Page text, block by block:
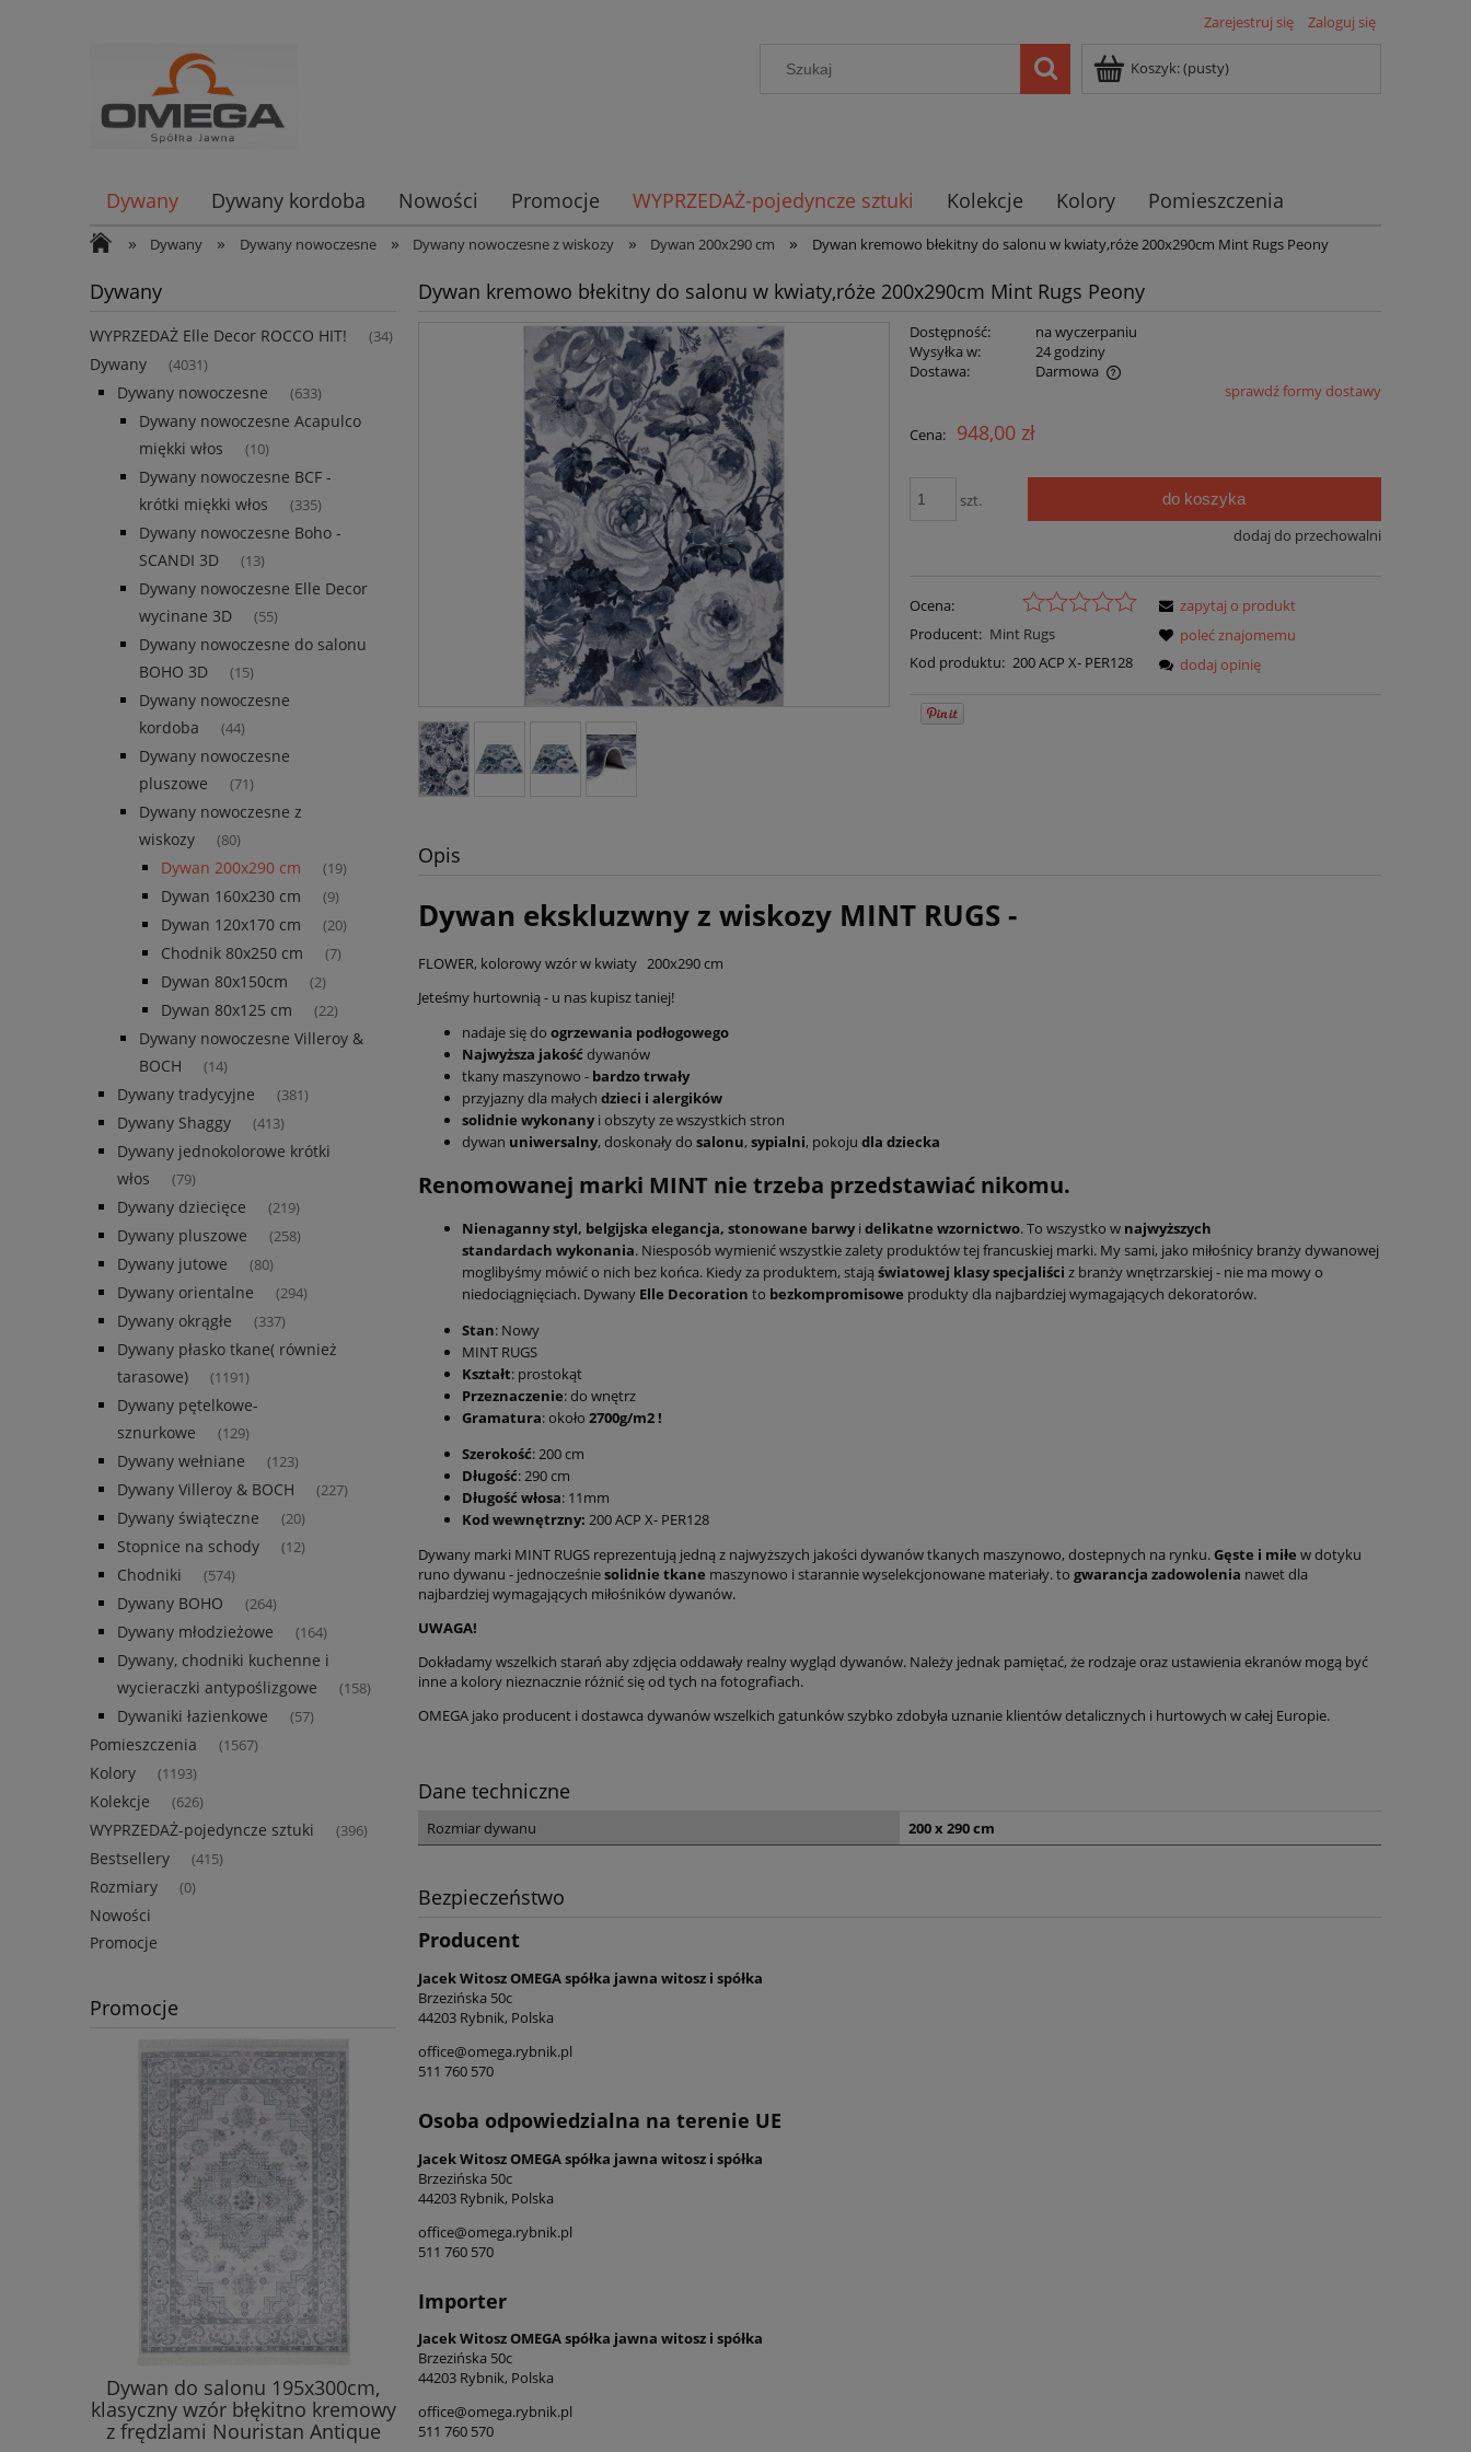
Zarejestruj się Zaloguj się
Koszyk:(pusty)
Dywany Dywany kordoba Nowości Promocje WYPRZEDAŻ-pojedyncze sztuki Kolekcje Kolory Pomieszczenia
» Dywany » Dywany nowoczesne » Dywany nowoczesne z wiskozy » Dywan 200x290 cm » Dywan kremowo błekitny do salonu w kwiaty,róże 200x290cm Mint Rugs Peony
Dywany
WYPRZEDAŻ Elle Decor ROCCO HIT! (34)
Dywany (4031)
Dywany nowoczesne (633)
Dywany nowoczesne Acapulco
miękki włos
(10)
Dywany nowoczesne BCF -
krótki miękki włos
(335)
Dywany nowoczesne Boho -
SCANDI 3D
(13)
Dywany nowoczesne Elle Decor
wycinane 3D
(55)
Dywany nowoczesne do salonu
BOHO 3D
(15)
Dywany nowoczesne
kordoba
(44)
Dywany nowoczesne
pluszowe
(71)
Dywany nowoczesne z
wiskozy
(80)
Dywan 200x290 cm (19)
Dywan 160x230 cm (9)
Dywan 120x170 cm (20)
Chodnik 80x250 cm (7)
Dywan 80x150cm (2)
Dywan 80x125 cm (22)
Dywany nowoczesne Villeroy &
BOCH
(14)
Dywany tradycyjne (381)
Dywany Shaggy (413)
Dywany jednokolorowe krótki
włos
(79)
Dywany dziecięce (219)
Dywany pluszowe (258)
Dywany jutowe (80)
Dywany orientalne (294)
Dywany okrągłe (337)
Dywany płasko tkane( również
tarasowe)
(1191)
Dywany pętelkowe-
sznurkowe
(129)
Dywany wełniane (123)
Dywany Villeroy & BOCH (227)
Dywany świąteczne (20)
Stopnice na schody (12)
Chodniki (574)
Dywany BOHO (264)
Dywany młodzieżowe (164)
Dywany, chodniki kuchenne i
wycieraczki antypoślizgowe
(158)
Dywaniki łazienkowe (57)
Pomieszczenia (1567)
Kolory (1193)
Kolekcje (626)
WYPRZEDAŻ-pojedyncze sztuki (396)
Bestsellery (415)
Rozmiary (0)
Nowości
Promocje
Promocje
Dywan do salonu 195x300cm,
klasyczny wzór błękitno kremowy
z frędzlami Nouristan Antique
Ekskluzywny szary dywan z
wiskozy, Mint Rugs Keshan
Diyala 200x300cm
Dywan kremowo błekitny do salonu w kwiaty,róże 200x290cm Mint Rugs Peony
Dostępność:
na wyczerpaniu
Wysyłka w:
24 godziny
Dostawa:
Darmowa
sprawdź formy dostawy
Cena: 948,00 zł
szt. do koszyka
dodaj do przechowalni
Ocena:
Producent: Mint Rugs
Kod produktu: 200 ACP X- PER128
zapytaj o produkt
poleć znajomemu
dodaj opinię
Opis
Dywan ekskluzwny z wiskozy MINT RUGS -
FLOWER, kolorowy wzór w kwiaty 200x290 cm
Jeteśmy hurtownią - u nas kupisz taniej!
nadaje się do ogrzewania podłogowego
Najwyższa jakość dywanów
tkany maszynowo - bardzo trwały
przyjazny dla małych dzieci i alergików
solidnie wykonanyi obszyty ze wszystkich stron
dywan uniwersalny, doskonały do salonu, sypialni, pokoju dla dziecka
Renomowanej marki MINT nie trzeba przedstawiać nikomu.
Nienaganny styl, belgijska elegancja, stonowane barwyi delikatne wzornictwo. To wszystko w najwyższych
standardach wykonania. Niesposób wymienić wszystkie zalety produktów tej francuskiej marki. My sami, jako miłośnicy branży dywanowej
moglibyśmy mówić o nich bez końca. Kiedy za produktem, stają światowej klasy specjaliści z branży wnętrzarskiej - nie ma mowy o
niedociągnięciach. Dywany Elle Decoration to bezkompromisowe produkty dla najbardziej wymagających dekoratorów.
Stan: Nowy
MINT RUGS
Kształt: prostokąt
Przeznaczenie: do wnętrz
Gramatura: około 2700g/m2 !
Szerokość: 200 cm
Długość: 290 cm
Długość włosa: 11mm
Kod wewnętrzny: 200 ACP X- PER128
Dywany marki MINT RUGS reprezentują jedną z najwyższych jakości dywanów tkanych maszynowo, dostepnych na rynku.Gęste i miłe w dotyku
runo dywanu - jednocześniesolidnie tkane maszynowo i starannie wyselekcjonowane materiały. to gwarancja zadowolenia nawet dla
najbardziej wymagających miłośników dywanów.
UWAGA!
Dokładamy wszelkich starań aby zdjęcia oddawały realny wygląd dywanów. Należy jednak pamiętać, że rodzaje oraz ustawienia ekranów mogą być
inne a kolory nieznacznie różnić się od tych na fotografiach.
OMEGA jako producent i dostawca dywanów wszelkich gatunków szybko zdobyła uznanie klientów detalicznych i hurtowych w całej Europie.
Dane techniczne
Rozmiar dywanu 200 x 290 cm
Bezpieczeństwo
Producent
Jacek Witosz OMEGA spółka jawna witosz i spółka
Brzezińska 50c
44203 Rybnik, Polska
office@omega.rybnik.pl
511 760 570
Osoba odpowiedzialna na terenie UE
Jacek Witosz OMEGA spółka jawna witosz i spółka
Brzezińska 50c
44203 Rybnik, Polska
office@omega.rybnik.pl
511 760 570
Importer
Jacek Witosz OMEGA spółka jawna witosz i spółka
Brzezińska 50c
44203 Rybnik, Polska
office@omega.rybnik.pl
511 760 570